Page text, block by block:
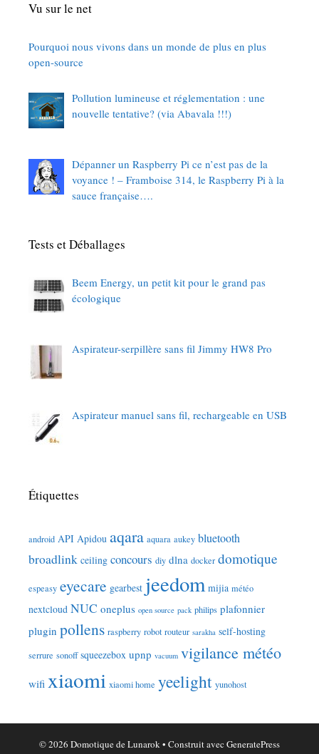
Vu sur le net
Pourquoi nous vivons dans un monde de plus en plus
open-source
Pollution lumineuse et réglementation : une
nouvelle tentative? (via Abavala !!!)
Dépanner un Raspberry Pi ce n’est pas de la
voyance ! – Framboise 314, le Raspberry Pi à la
sauce française….
Tests et Déballages
Beem Energy, un petit kit pour le grand pas
écologique
Aspirateur-serpillère sans fil Jimmy HW8 Pro
Aspirateur manuel sans fil, rechargeable en USB
Étiquettes
android API Apidou aqara aquara aukey bluetooth
broadlink ceiling concours diy dlna docker domotique
espeasy eyecare gearbest jeedom mijia météo
nextcloud NUC oneplus open source pack philips plafonnier
plugin pollens raspberry robot routeur sarakha self-hosting
serrure sonoff squeezebox upnp vacuum vigilance météo
wifi xiaomi xiaomi home yeelight yunohost
© 2026 Domotique de Lunarok• Construit avec GeneratePress